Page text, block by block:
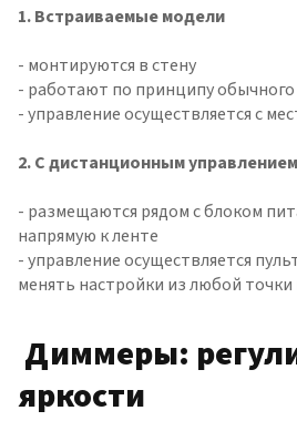
1. Встраиваемые модели
- монтируются в стену
- работают по принципу
- управление осуществляется с
2. С дистанционным управлением
- размещаются рядом с блоком
напрямую к ленте
- управление осуществляется
менять настройки из любой
Диммеры:
яркости